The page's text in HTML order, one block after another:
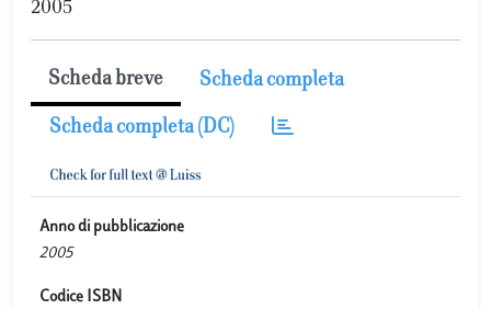
2005
Scheda breve Scheda completa
Scheda completa (DC)
Anno di pubblicazione
2005
Codice ISBN